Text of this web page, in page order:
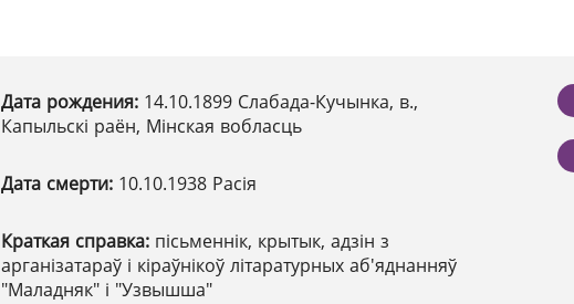
Дата рождения: 14.10.1899 Слабада-Кучынка, в.,
Капыльскі раён, Мінская вобласць
Дата смерти: 10.10.1938 Расія
Краткая справка: пісьменнік, крытык, адзін з
арганізатараў і кіраўнікоў літаратурных аб'яднанняў
"Маладняк" і "Узвышша"